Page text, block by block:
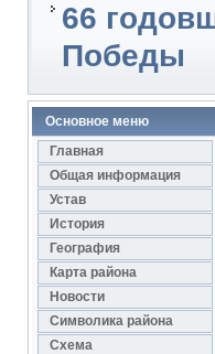
66
Победы
Основное меню
Главная
Общая информация
Устав
История
География
Карта района
Новости
Символика района
Схема